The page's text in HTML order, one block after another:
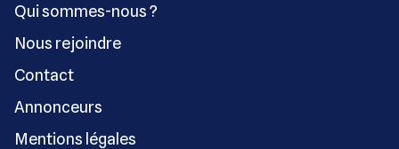
Qui sommes-nous ?
Nous rejoindre
Contact
Annonceurs
Mentions légales